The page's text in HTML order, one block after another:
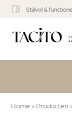
Stijlvol &
Home » Producten